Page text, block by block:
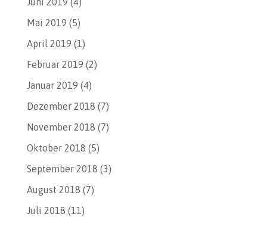
Mai 2019 (5)
April 2019 (1)
Februar 2019 (2)
Januar 2019 (4)
Dezember 2018 (7)
November 2018 (7)
Oktober 2018 (5)
September 2018 (3)
August 2018 (7)
Juli 2018 (11)